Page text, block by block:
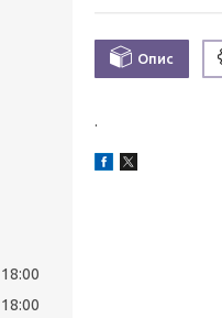
Опис
.
18:00
18:00